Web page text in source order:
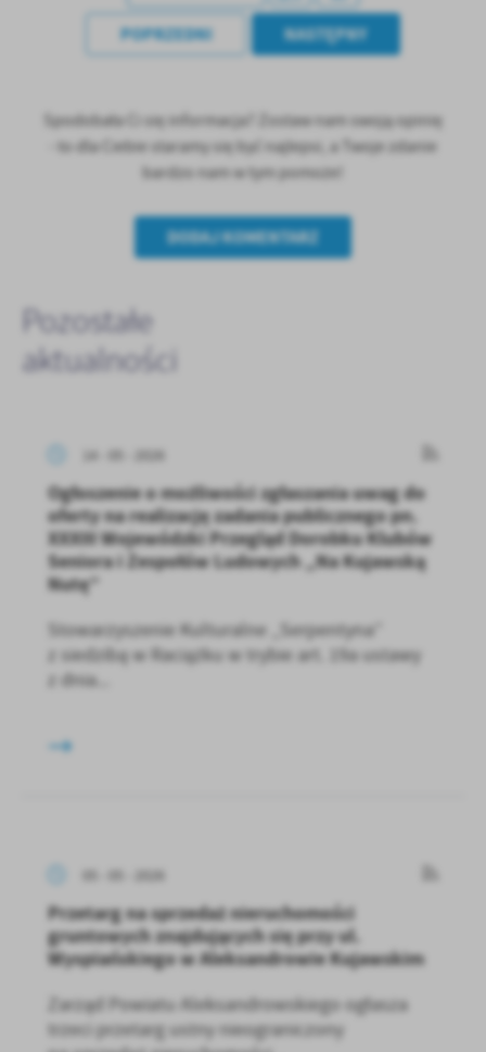
POPRZEDNI NASTĘPNY
Spodobała Ci się informacja? Zostaw nam swoją opinię
- to dla Ciebie staramy się być najlepsi, a Twoje zdanie
bardzo nam w tym pomoże!
DODAJ KOMENTARZ
Pozostałe
aktualności
Ogłoszenie o możliwości zgłaszania uwag do
oferty na realizację zadania publicznego pn.
XXXIII Wojewódzki Przegląd Dorobku Klubów
Seniora i Zespołów Ludowych „Na Kujawską
Nutę”
Stowarzyszenie Kulturalne „Serpentyna”
z siedzibą w Raciążku w trybie art. 19a ustawy
z dnia...
Przetarg na sprzedaż nieruchomości
gruntowych znajdujących się przy ul.
Wyspiańskiego w Aleksandrowie Kujawskim
Zarząd Powiatu Aleksandrowskiego ogłasza
trzeci przetarg ustny nieograniczony